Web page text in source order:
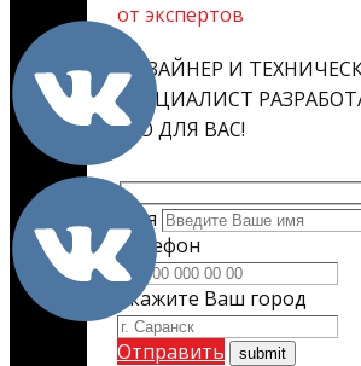
от экспертов
ДИЗАЙНЕР И
СПЕЦИАЛИСТ
ЕГО ДЛЯ ВАС!
Имя
Телефон
Укажите Ваш город
Отправить